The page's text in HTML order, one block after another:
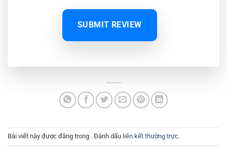
SUBMIT REVIEW
Bài viết này được đăng trong . Đánh dấu liên kết thường trực.